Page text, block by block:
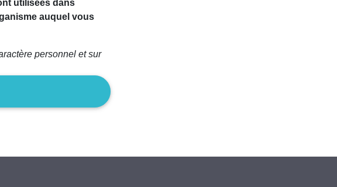
utilisées dans
auquel vous
personnel et sur